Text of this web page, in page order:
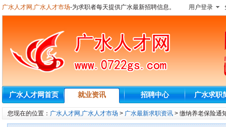
广水人才网,广水人才市场-为求职者每天提供广水最新招聘信息。 用户登录
广水人才网首页 就业资讯 招聘中心 广水求职
您现在的位置： 广水人才网,广水人才市场 > 广水最新求职资讯 > 缴纳养老保险通